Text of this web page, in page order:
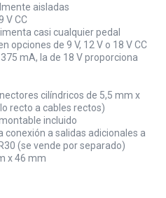
aisladas
V CC
casi cualquier pedal
opciones de 9 V, 12 V o 18 V CC
mA, la de 18 V proporciona
cilíndricos de 5,5 mm x
recto a cables rectos)
incluido
conexión a salidas adicionales a
(se vende por separado)
x 46 mm